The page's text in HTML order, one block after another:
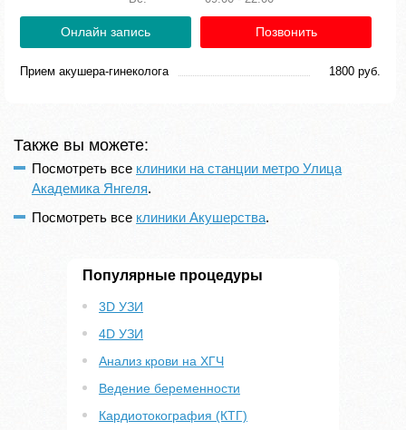
Онлайн запись Позвонить
Прием акушера-гинеколога 1800 руб.
Также вы можете:
Посмотреть все клиники на станции метро Улица
Академика Янгеля.
Посмотреть все клиники Акушерства.
Популярные процедуры
3D УЗИ
4D УЗИ
Анализ крови на ХГЧ
Ведение беременности
Кардиотокография (КТГ)